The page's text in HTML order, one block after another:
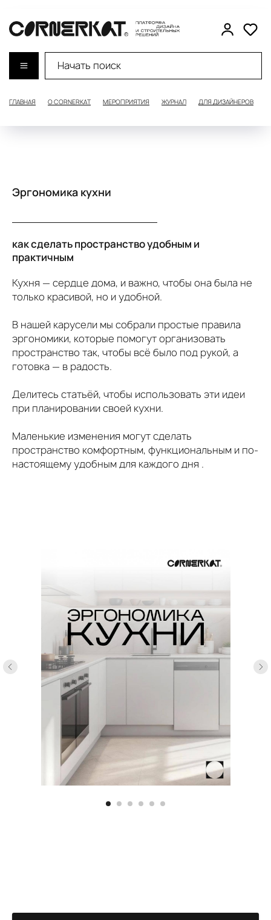
ГЛАВНАЯ О CORNERKAT МЕРОПРИЯТИЯ ЖУРНАЛ ДЛЯ ДИЗАЙНЕРОВ
Эргономика кухни
как сделать пространство удобным и
практичным
Кухня — сердце дома, и важно, чтобы она была не
только красивой, но и удобной.
В нашей карусели мы собрали простые правила
эргономики, которые помогут организовать
пространство так, чтобы всё было под рукой, а
готовка — в радость.
Делитесь статьёй, чтобы использовать эти идеи
при планировании своей кухни.
Маленькие изменения могут сделать
пространство комфортным, функциональным и по-
настоящему удобным для каждого дня .